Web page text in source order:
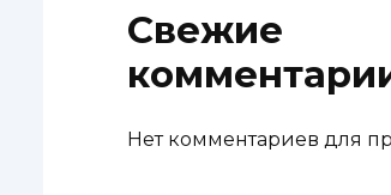
Свежие
Нет комментариев для